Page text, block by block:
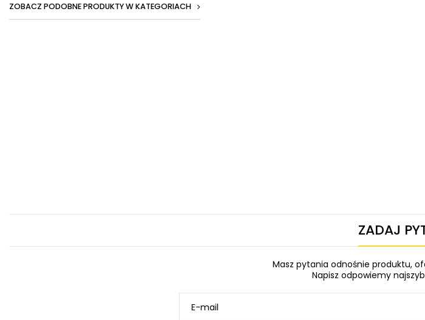
ZOBACZ PODOBNE PRODUKTY W KATEGORIACH
ZADAJ
Masz pytania odnośnie produktu,
Napisz odpowiemy
E-mail